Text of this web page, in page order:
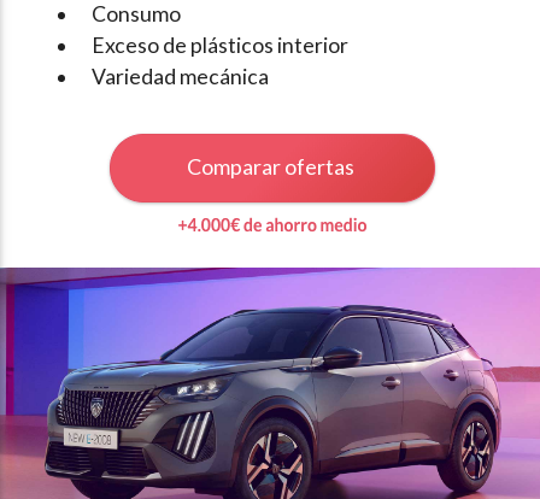
Consumo
Exceso de plásticos interior
Variedad mecánica
Comparar ofertas